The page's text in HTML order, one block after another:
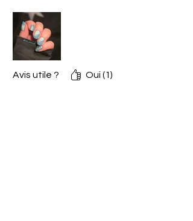
und/oder Glitter ein wirklicher
Hingucker ist.
Avis utile ? Oui (1)